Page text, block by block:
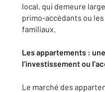
local, qui demeure
primo-accédants ou
familiaux.
Les appartements :
l’investissement ou
Le marché des